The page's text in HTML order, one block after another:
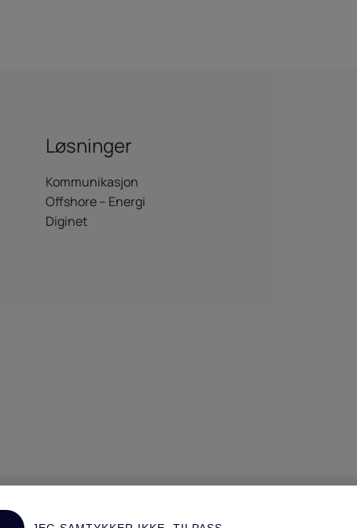
Løsninger
Kommunikasjon
Offshore – Energi
Diginet